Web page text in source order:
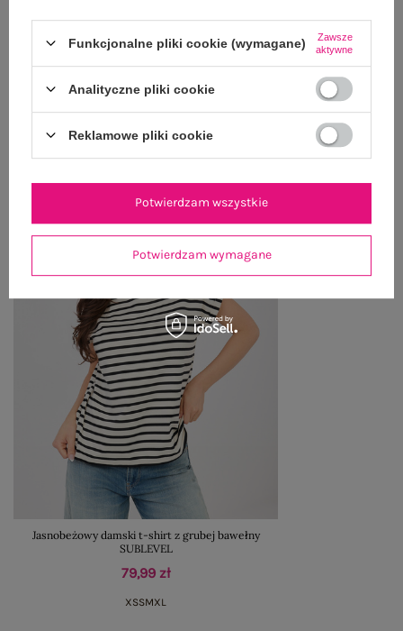
OSTATNIO OGLĄDANE
Zobacz wszystko
Jasnobeżowy damski t-shirt z grubej bawełny
SUBLEVEL
79,99 zł
XSSMXL
Funkcjonalne pliki cookie (wymagane)
Zawsze
aktywne
Analityczne pliki cookie
Reklamowe pliki cookie
Potwierdzam wymagane
Potwierdzam wszystkie